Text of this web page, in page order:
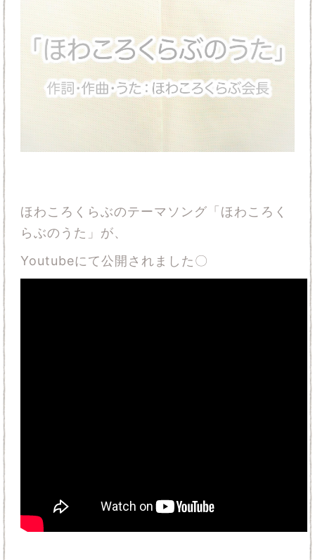
ほわころくらぶのテーマソング「ほわころく
らぶのうた」が、
Youtubeにて公開されました〇